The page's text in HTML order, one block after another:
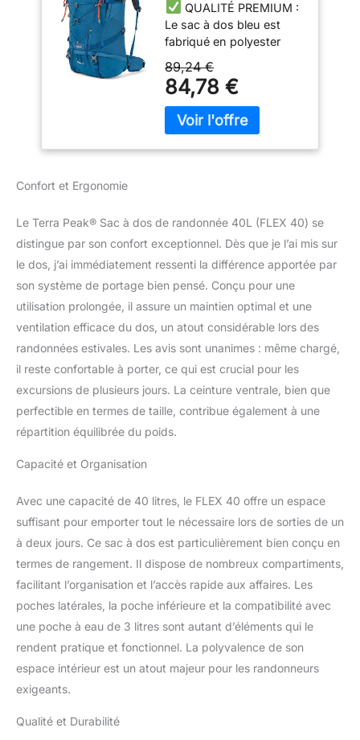
grand bleu pour
femme et homme -
Sac a dos de
trekking, chasse et
voyage (respirant,
imperméable) - Sac
alpinisme, escalade
et de jour
(ergonomique)
QUALITÉ PREMIUM :
Le sac à dos bleu est
fabriqué en polyester
polyester 600D et est
équipé de fermetures
éclair YKK. Avec un
volume de 40 litres, une
SYSTÈME DOS : Le
système dorsal Air
Stream Contact avec
rembourrage 3D AirMesh
offre un équilibre optimal
entre un confort parfait
et une bonne ventilation
et garantit un ajustement
parfait. Le canal de
ventilation central assure
une aération optimale du
dos. Grand confort de
portage grâce aux
adaptables
individuellement, avec
élastique réglable en
hauteur et une ceinture
ventrale amovible.
FONCTIONNALITÉS
PARTICULIÈRES : Sac à
dos de randonnée et
daypack polyvalent. Il
offre un grand
89,24 €
84,78 €
Confort et Ergonomie
Le Terra Peak® Sac à dos de randonnée 40L (FLEX 40) se
distingue par son confort exceptionnel. Dès que je l’ai mis sur
le dos, j’ai immédiatement ressenti la différence apportée par
son système de portage bien pensé. Conçu pour une
utilisation prolongée, il assure un maintien optimal et une
ventilation efficace du dos, un atout considérable lors des
randonnées estivales. Les avis sont unanimes : même chargé,
il reste confortable à porter, ce qui est crucial pour les
excursions de plusieurs jours. La ceinture ventrale, bien que
perfectible en termes de taille, contribue également à une
répartition équilibrée du poids.
Capacité et Organisation
Avec une capacité de 40 litres, le FLEX 40 offre un espace
suffisant pour emporter tout le nécessaire lors de sorties de un
à deux jours. Ce sac à dos est particulièrement bien conçu en
termes de rangement. Il dispose de nombreux compartiments,
facilitant l’organisation et l’accès rapide aux affaires. Les
poches latérales, la poche inférieure et la compatibilité avec
une poche à eau de 3 litres sont autant d’éléments qui le
rendent pratique et fonctionnel. La polyvalence de son
espace intérieur est un atout majeur pour les randonneurs
exigeants.
Qualité et Durabilité